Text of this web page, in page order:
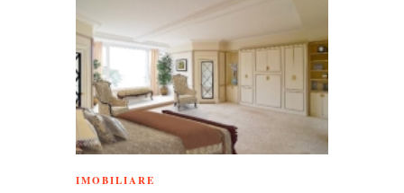
IMOBILIARE